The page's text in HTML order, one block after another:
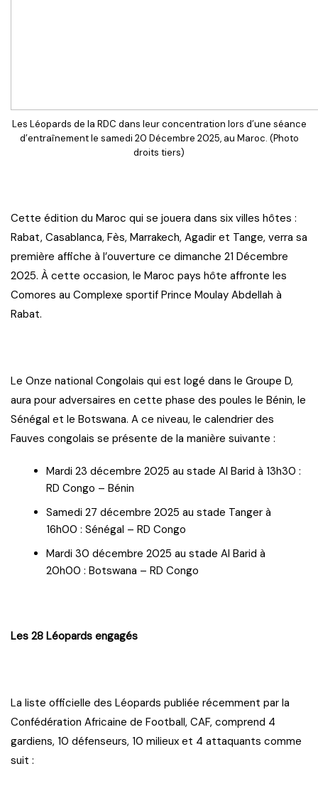
Les Léopards de la RDC dans leur concentration lors d’une séance
d’entraînement le samedi 20 Décembre 2025, au Maroc. (Photo
droits tiers)
Cette édition du Maroc qui se jouera dans six villes hôtes :
Rabat, Casablanca, Fès, Marrakech, Agadir et Tange, verra sa
première affiche à l’ouverture ce dimanche 21 Décembre
2025. À cette occasion, le Maroc pays hôte affronte les
Comores au Complexe sportif Prince Moulay Abdellah à
Rabat.
Le Onze national Congolais qui est logé dans le Groupe D,
aura pour adversaires en cette phase des poules le Bénin, le
Sénégal et le Botswana. A ce niveau, le calendrier des
Fauves congolais se présente de la manière suivante :
Mardi 23 décembre 2025 au stade Al Barid à 13h30 :
RD Congo – Bénin
Samedi 27 décembre 2025 au stade Tanger à
16h00 : Sénégal – RD Congo
Mardi 30 décembre 2025 au stade Al Barid à
20h00 : Botswana – RD Congo
Les 28 Léopards engagés
La liste officielle des Léopards publiée récemment par la
Confédération Africaine de Football, CAF, comprend 4
gardiens, 10 défenseurs, 10 milieux et 4 attaquants comme
suit :